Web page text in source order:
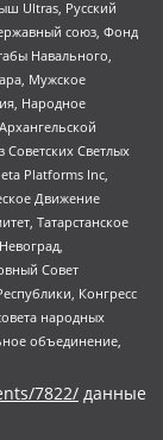
Ultras, Русский
союз, Фонд
Навального,
Мужское
Народное
Светлых
Platforms Inc,
Движение
Татарстанское
Совет
Конгресс
народных
объединение,
7822/ данные